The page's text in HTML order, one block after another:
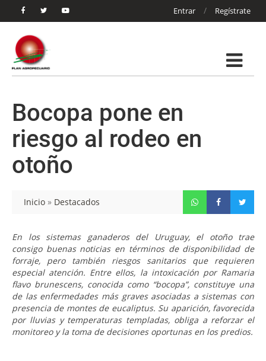
Entrar / Regístrate
Bocopa pone en
riesgo al rodeo en
otoño
Inicio » Destacados
En los sistemas ganaderos del Uruguay, el otoño trae
consigo buenas noticias en términos de disponibilidad de
forraje, pero también riesgos sanitarios que requieren
especial atención. Entre ellos, la intoxicación por Ramaria
flavo brunescens, conocida como “bocopa”, constituye una
de las enfermedades más graves asociadas a sistemas con
presencia de montes de eucaliptus. Su aparición, favorecida
por lluvias y temperaturas templadas, obliga a reforzar el
monitoreo y la toma de decisiones oportunas en los predios.